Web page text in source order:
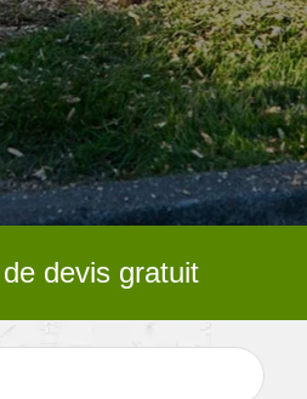
devis gratuit